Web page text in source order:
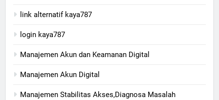
link alternatif kaya787
login kaya787
Manajemen Akun dan Keamanan Digital
Manajemen Akun Digital
Manajemen Stabilitas Akses,Diagnosa Masalah